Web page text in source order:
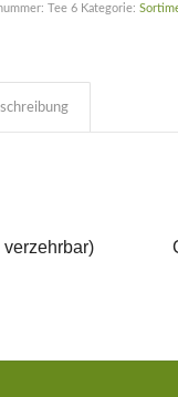
Tee 6 Kategorie: